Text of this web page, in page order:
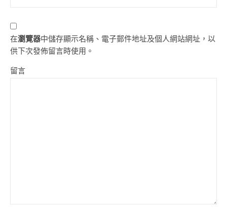
在瀏覽器中儲存顯示名稱、電子郵件地址及個人網站網址，以
供下次發佈留言時使用。
留言